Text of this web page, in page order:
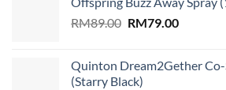
was:
RM310.00.
is:
RM89.00 Original
RM89.00.
RM79.00Current
Quinton Dream2Gether
(Starry Black)